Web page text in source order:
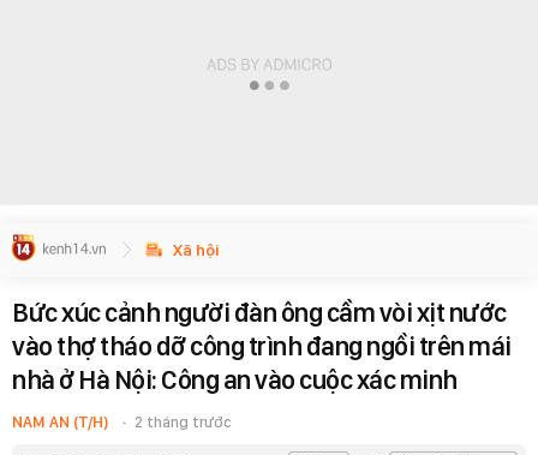
Xã hội
Bức xúc cảnh người đàn ông cầm vòi xịt nước
vào thợ tháo dỡ công trình đang ngồi trên mái
nhà ở Hà Nội: Công an vào cuộc xác minh
NAM AN (T/H) 2 tháng trước